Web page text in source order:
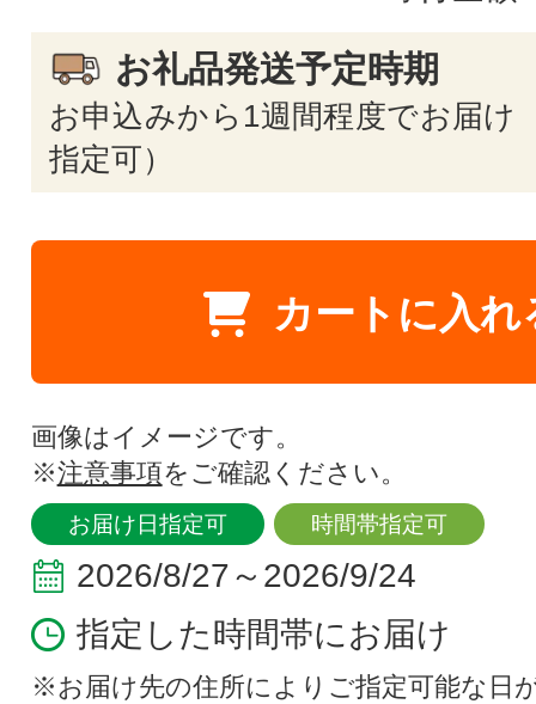
お礼品発送予定時期
お申込みから1週間程度でお届け
指定可）
カートに入れ
画像はイメージです。
※注意事項をご確認ください。
お届け日指定可 時間帯指定可
2026/8/27～2026/9/24
指定した時間帯にお届け
※お届け先の住所によりご指定可能な日